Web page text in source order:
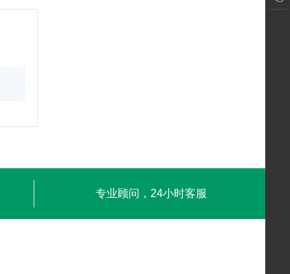
专业顾问，24小时客服